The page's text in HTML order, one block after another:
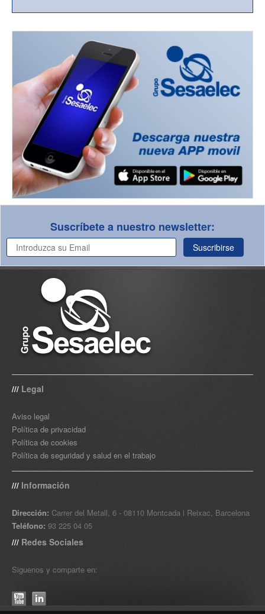
Suscríbete a nuestro newsletter:
Suscribirse
/// Legal
Aviso legal
Política de privacidad
Política de cookies
Política de seguridad y salud en el trabajo
/// Información
Dirección: Carrer del Metall, 6 - 08110 Montcada i Reixac, Barcelona
Teléfono: 93 225 04 05
/// Redes Sociales
Siguenos y comparte en: